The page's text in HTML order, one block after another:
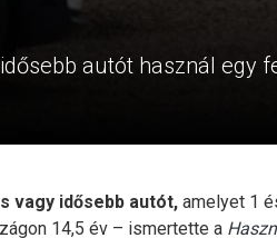
autót használ egy
vagy idősebb autót, amelyet 1
14,5 év – ismertette a